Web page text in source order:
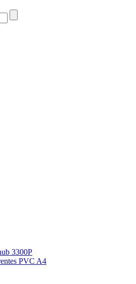
3300P
PVC A4